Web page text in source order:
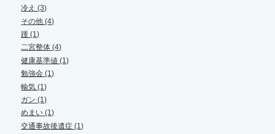
冷え (3)
その他 (4)
踵 (1)
二宮整体 (4)
健康基準値 (1)
勉強会 (1)
輸気 (1)
ガン (1)
めまい (1)
交通事故後遺症 (1)